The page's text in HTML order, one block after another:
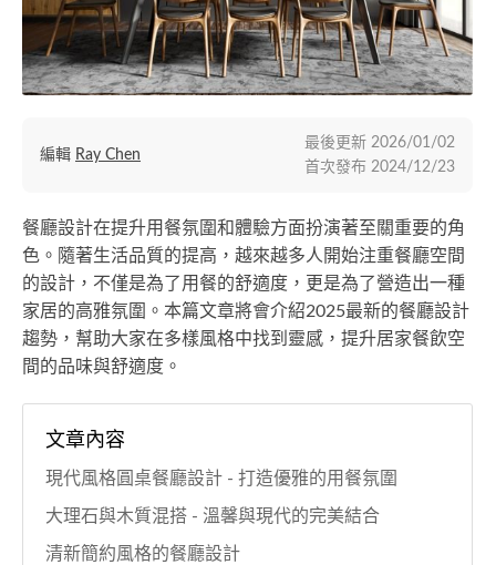
餐廳設計在提升用餐氛圍和體驗方面扮演著至關重要的角
色。隨著生活品質的提高，越來越多人開始注重餐廳空間
的設計，不僅是為了用餐的舒適度，更是為了營造出一種
家居的高雅氛圍。本篇文章將會介紹2025最新的餐廳設計
趨勢，幫助大家在多樣風格中找到靈感，提升居家餐飲空
間的品味與舒適度。
編輯 Ray Chen
最後更新 2026/01/02
首次發布 2024/12/23
文章內容
現代風格圓桌餐廳設計 - 打造優雅的用餐氛圍
大理石與木質混搭 - 溫馨與現代的完美結合
清新簡約風格的餐廳設計